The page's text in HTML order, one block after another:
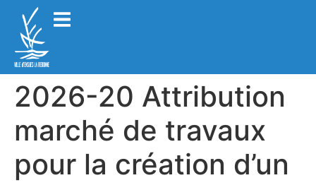
2026-20 Attribution
marché de travaux
pour la création d’un